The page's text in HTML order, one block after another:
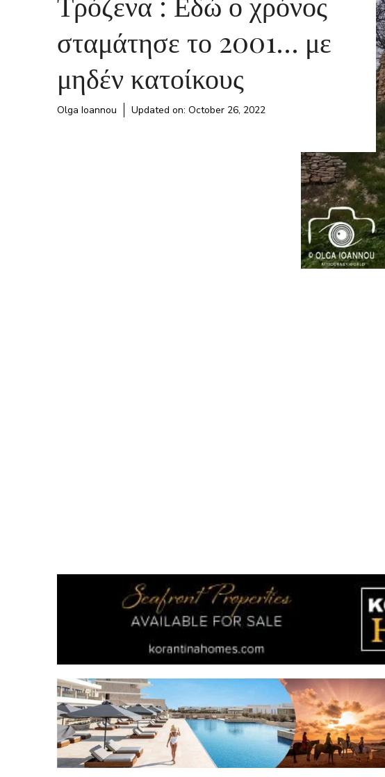
σταμάτησε το 2001… με
μηδέν κατοίκους
Olga Ioannou Updated on: October 26, 2022